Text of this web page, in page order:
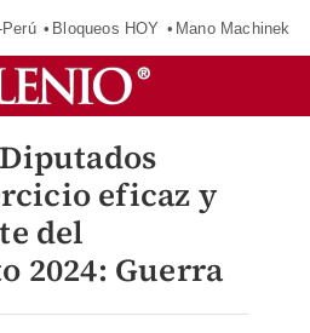
Bloqueos HOY Mano Machinek
eficaz y
del
2024: Guerra